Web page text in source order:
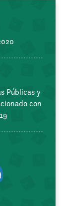
Públicas y
con